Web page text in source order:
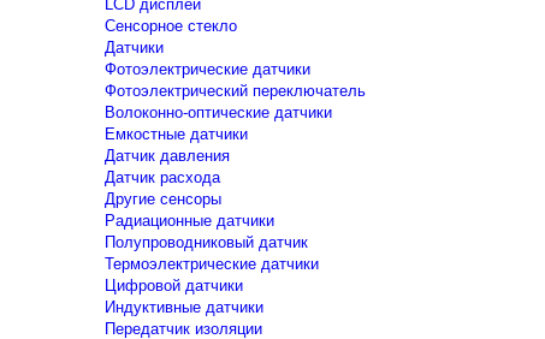
LCD дисплей
Сенсорное стекло
Датчики
Фотоэлектрические датчики
Фотоэлектрический переключатель
Волоконно-оптические датчики
Емкостные датчики
Датчик давления
Датчик расхода
Другие сенсоры
Радиационные датчики
Полупроводниковый датчик
Термоэлектрические датчики
Цифровой датчики
Индуктивные датчики
Передатчик изоляции